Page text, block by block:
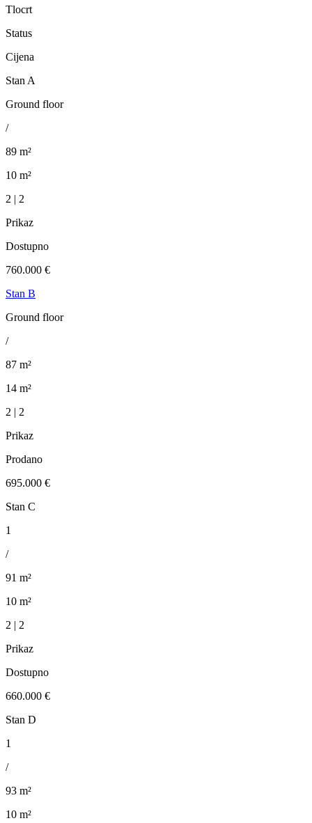
Tlocrt
Status
Cijena
Stan A
Ground floor
/
89 m²
10 m²
2 | 2
Prikaz
Dostupno
760.000 €
Stan B
Ground floor
/
87 m²
14 m²
2 | 2
Prikaz
Prodano
695.000 €
Stan C
1
/
91 m²
10 m²
2 | 2
Prikaz
Dostupno
660.000 €
Stan D
1
/
93 m²
10 m²